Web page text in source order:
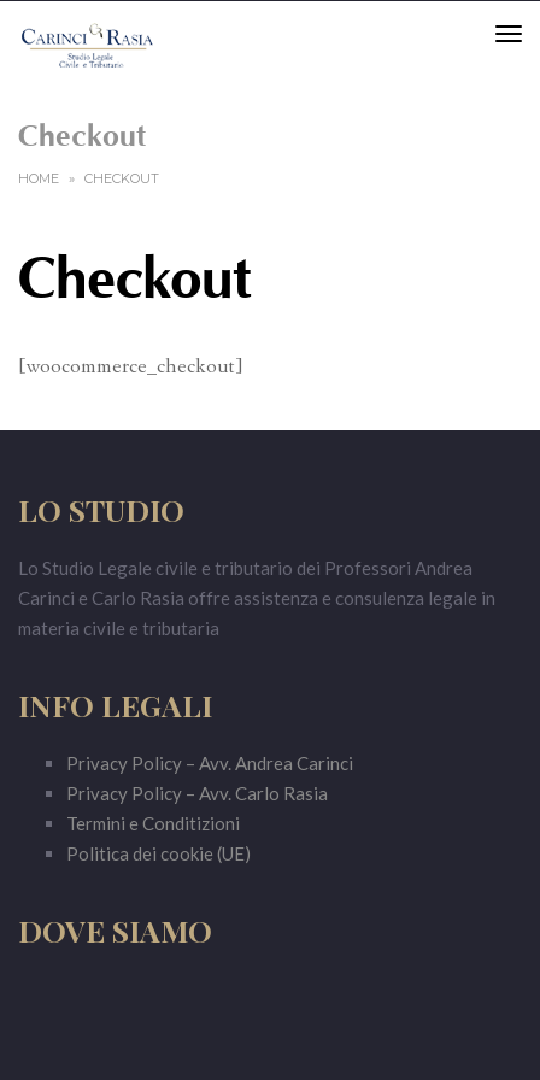
Checkout
HOME » CHECKOUT
Checkout
[woocommerce_checkout]
LO STUDIO
Lo Studio Legale civile e tributario dei Professori Andrea
Carinci e Carlo Rasia offre assistenza e consulenza legale in
materia civile e tributaria
INFO LEGALI
Privacy Policy – Avv. Andrea Carinci
Privacy Policy – Avv. Carlo Rasia
Termini e Conditizioni
Politica dei cookie (UE)
DOVE SIAMO